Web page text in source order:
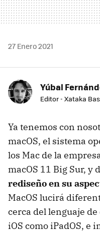
27 Enero 2021
Yúbal
Editor - Xataka
Ya tenemos con
macOS, el sistema
los Mac de la
macOS 11 Big Sur, y
rediseño en su
MacOS lucirá
cerca del lenguaje
iOS como iPadOS, e